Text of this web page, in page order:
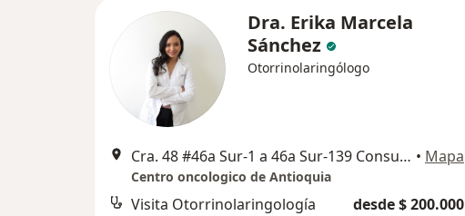
Dra. Erika Marcela
Sánchez
Otorrinolaringólogo
Cra. 48 #46a Sur-1 a 46a Sur-139 Consultorios del Sur, consultorio 1214, Envigado • Mapa
Centro oncologico de Antioquia
Visita Otorrinolaringología desde $ 200.000